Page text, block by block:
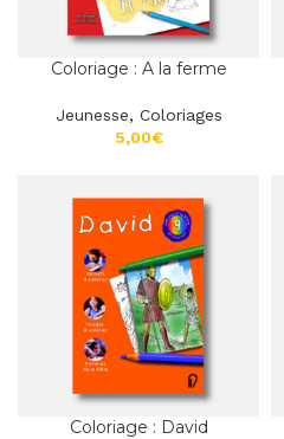
Coloriage : A la ferme
Jeunesse, Coloriages
€
Coloriage : David